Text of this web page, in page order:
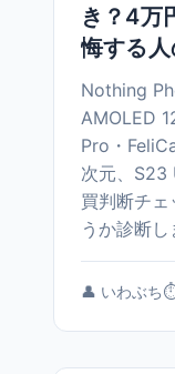
き？4万
悔する
Nothing
AMOLED
Pro・
次元、S23
買判断チ
うか診断し
👤 いわぶち